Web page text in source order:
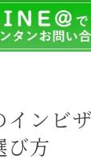
ンビ
び方